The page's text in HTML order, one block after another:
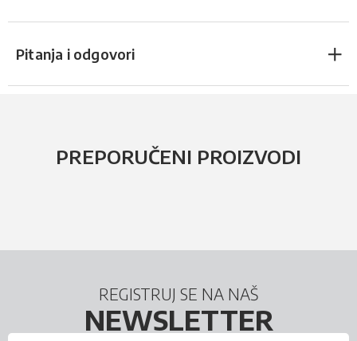
Pitanja i odgovori
PREPORUČENI PROIZVODI
REGISTRUJ SE NA NAŠ
NEWSLETTER